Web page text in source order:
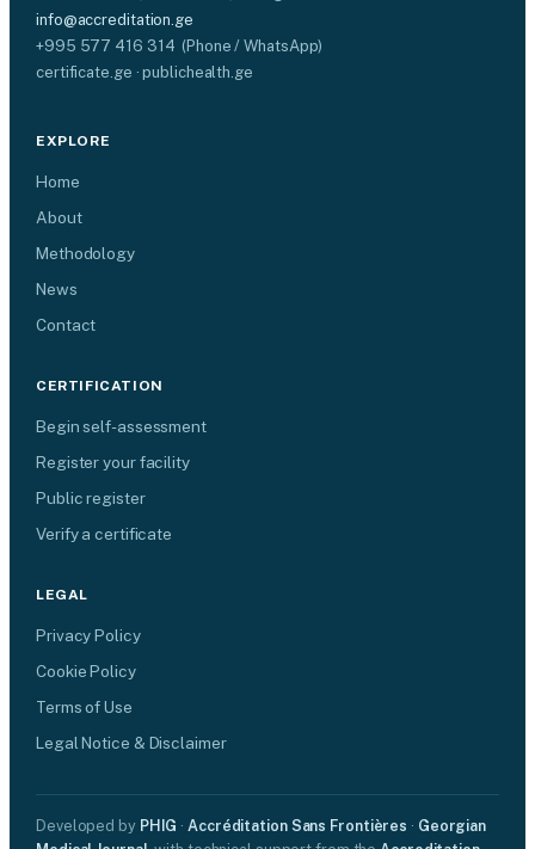
info@accreditation.ge
+995 577 416 314 (Phone / WhatsApp)
certificate.ge · publichealth.ge
EXPLORE
Home
About
Methodology
News
Contact
CERTIFICATION
Begin self-assessment
Register your facility
Public register
Verify a certificate
LEGAL
Privacy Policy
Cookie Policy
Terms of Use
Legal Notice & Disclaimer
Developed by PHIG ·Accréditation Sans Frontières · Georgian